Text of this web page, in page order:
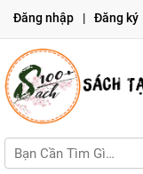
Đăng nhập | Đăng ký